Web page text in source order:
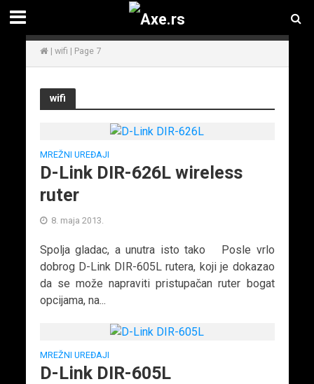
| wifi | Page 7
wifi
MREŽNI UREĐAJI
D-Link DIR-626L wireless
ruter
8. maja 2013.
Spolja gladac, a unutra isto tako Posle vrlo
dobrog D-Link DIR-605L rutera, koji je dokazao
da se može napraviti pristupačan ruter bogat
opcijama, na...
MREŽNI UREĐAJI
D-Link DIR-605L